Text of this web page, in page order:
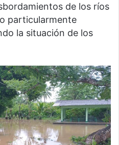
de los ríos
particularmente
la situación de los